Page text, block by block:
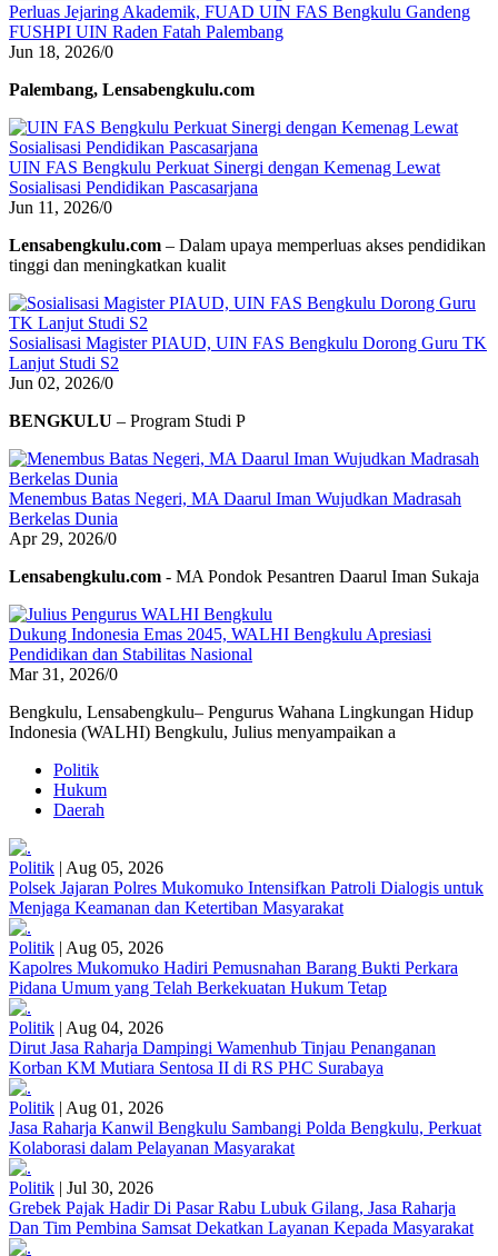
Perluas Jejaring Akademik, FUAD UIN FAS Bengkulu Gandeng
FUSHPI UIN Raden Fatah Palembang
Jun 18, 2026/0
Palembang, Lensabengkulu.com
UIN FAS Bengkulu Perkuat Sinergi dengan Kemenag Lewat
Sosialisasi Pendidikan Pascasarjana
Jun 11, 2026/0
Lensabengkulu.com – Dalam upaya memperluas akses pendidikan
tinggi dan meningkatkan kualit
Sosialisasi Magister PIAUD, UIN FAS Bengkulu Dorong Guru TK
Lanjut Studi S2
Jun 02, 2026/0
BENGKULU – Program Studi P
Menembus Batas Negeri, MA Daarul Iman Wujudkan Madrasah
Berkelas Dunia
Apr 29, 2026/0
Lensabengkulu.com - MA Pondok Pesantren Daarul Iman Sukaja
Dukung Indonesia Emas 2045, WALHI Bengkulu Apresiasi
Pendidikan dan Stabilitas Nasional
Mar 31, 2026/0
Bengkulu, Lensabengkulu– Pengurus Wahana Lingkungan Hidup
Indonesia (WALHI) Bengkulu, Julius menyampaikan a
Politik
Hukum
Daerah
Politik | Aug 05, 2026
Polsek Jajaran Polres Mukomuko Intensifkan Patroli Dialogis untuk
Menjaga Keamanan dan Ketertiban Masyarakat
Politik | Aug 05, 2026
Kapolres Mukomuko Hadiri Pemusnahan Barang Bukti Perkara
Pidana Umum yang Telah Berkekuatan Hukum Tetap
Politik | Aug 04, 2026
Dirut Jasa Raharja Dampingi Wamenhub Tinjau Penanganan
Korban KM Mutiara Sentosa II di RS PHC Surabaya
Politik | Aug 01, 2026
Jasa Raharja Kanwil Bengkulu Sambangi Polda Bengkulu, Perkuat
Kolaborasi dalam Pelayanan Masyarakat
Politik | Jul 30, 2026
Grebek Pajak Hadir Di Pasar Rabu Lubuk Gilang, Jasa Raharja
Dan Tim Pembina Samsat Dekatkan Layanan Kepada Masyarakat